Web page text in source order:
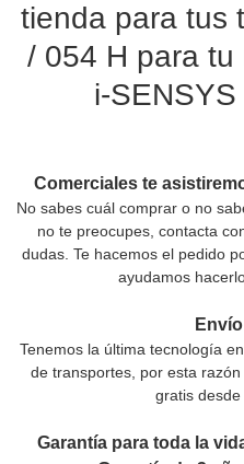
tienda para tus
/ 054 H para tu
i-
Comerciales te
No sabes cuál comprar o no
no te preocupes, contacta
dudas. Te hacemos el pedido
ayudamos
Tenemos la última tecnología
de transportes, por esta
gratis
Garantía para toda la